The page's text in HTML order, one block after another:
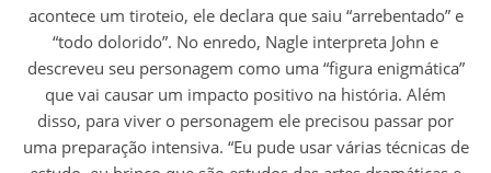
acontece um tiroteio, ele declara que saiu “arrebentado” e
“todo dolorido”. No enredo, Nagle interpreta John e
descreveu seu personagem como uma “figura enigmática”
que vai causar um impacto positivo na história. Além
disso, para viver o personagem ele precisou passar por
uma preparação intensiva. “Eu pude usar várias técnicas de